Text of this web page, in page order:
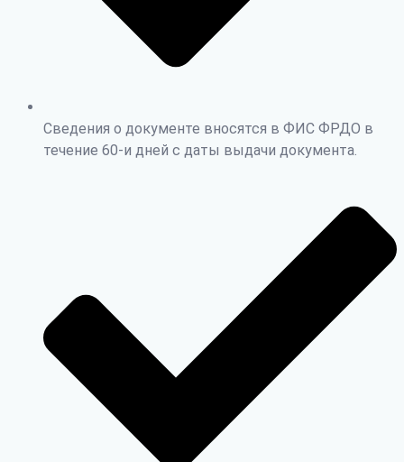
Сведения о документе вносятся в ФИС ФРДО в
течение 60-и дней с даты выдачи документа.